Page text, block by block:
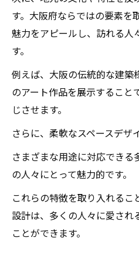
す。大阪府ならではの要素を
魅力をアピールし、訪れる人
す。
例えば、大阪の伝統的な建築
のアート作品を展示すること
じさせます。
さらに、柔軟なスペースデザ
さまざまな用途に対応できる
の人々にとって魅力的です。
これらの特徴を取り入れる
設計は、多くの人々に愛され
ことができます。